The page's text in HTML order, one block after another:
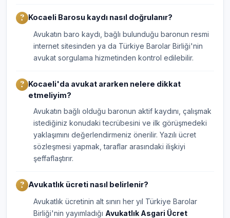
Kocaeli Barosu kaydı nasıl doğrulanır?
Avukatın baro kaydı, bağlı bulunduğu baronun resmi
internet sitesinden ya da Türkiye Barolar Birliği'nin
avukat sorgulama hizmetinden kontrol edilebilir.
Kocaeli'da avukat ararken nelere dikkat
etmeliyim?
Avukatın bağlı olduğu baronun aktif kaydını, çalışmak
istediğiniz konudaki tecrübesini ve ilk görüşmedeki
yaklaşımını değerlendirmeniz önerilir. Yazılı ücret
sözleşmesi yapmak, taraflar arasındaki ilişkiyi
şeffaflaştırır.
Avukatlık ücreti nasıl belirlenir?
Avukatlık ücretinin alt sınırı her yıl Türkiye Barolar
Birliği'nin yayımladığı Avukatlık Asgari Ücret